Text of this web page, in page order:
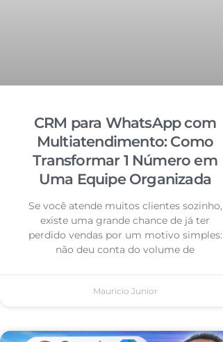
CRM para WhatsApp com
Multiatendimento: Como
Transformar 1 Número em
Uma Equipe Organizada
Se você atende muitos clientes sozinho,
existe uma grande chance de já ter
perdido vendas por um motivo simples:
não deu conta do volume de
Mauricio Junior